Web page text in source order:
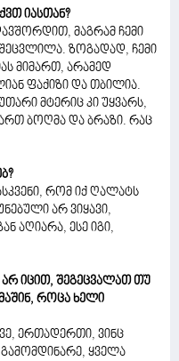
იასთან?
მაგრამ ჩემი
ზოგადად, ჩემი
მიმართ, არამედ
ფაქიზი და თბილია.
მტერიც კი უყვარს,
ბოღმა და ბრაზი. რაც
რომ იქ ღალატს
არ ვიყავი,
აღიარა, ესე იგი,
იცით, შეგეცვალათ თუ
როცა ხელი
ერთადერთი, ვინც
ყველა